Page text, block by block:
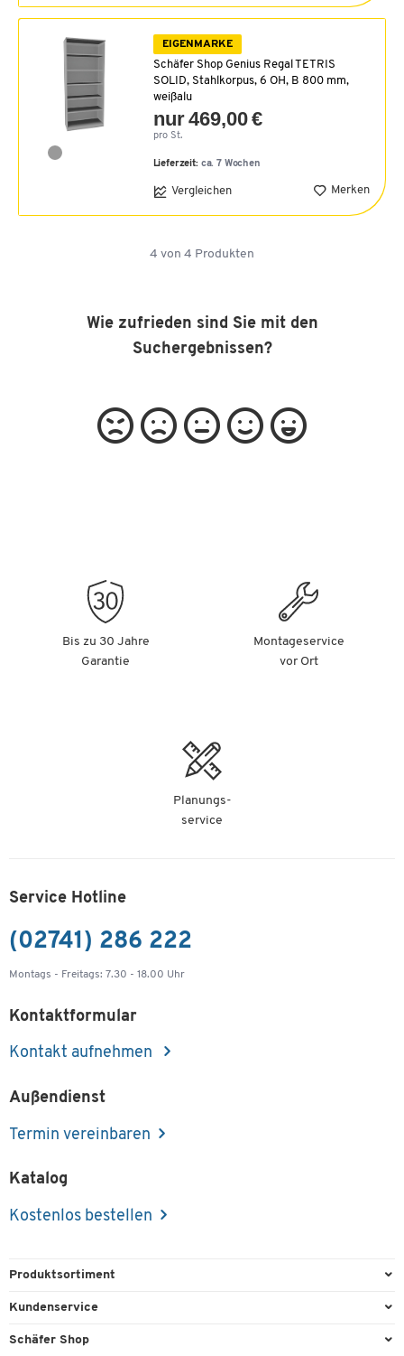
EIGENMARKE
Schäfer Shop Genius Regal TETRIS
SOLID, Stahlkorpus, 6 OH, B 800 mm,
weißalu
nur 469,00 €
pro St.
Lieferzeit: ca. 7 Wochen
Vergleichen Merken
4 von 4 Produkten
Wie zufrieden sind Sie mit den
Suchergebnissen?
Bis zu 30 Jahre
Garantie
Montageservice
vor Ort
Planungs-
service
Service Hotline
(02741) 286 222
Montags - Freitags: 7.30 - 18.00 Uhr
Kontaktformular
Kontakt aufnehmen
Außendienst
Termin vereinbaren
Katalog
Kostenlos bestellen
Produktsortiment
Büroausstattung
Kundenservice
Direktbestellung
Schäfer Shop